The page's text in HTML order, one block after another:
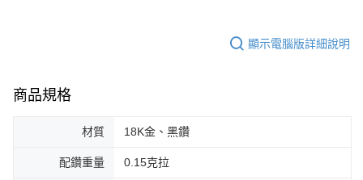
顯示電腦版詳細說明
商品規格
材質 18K金、黑鑽
配鑽重量 0.15克拉